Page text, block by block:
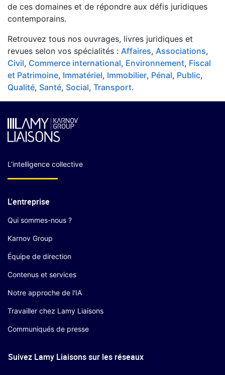
de ces domaines et de répondre aux défis juridiques
contemporains.
Retrouvez tous nos ouvrages, livres juridiques et
revues selon vos spécialités : Affaires, Associations,
Civil, Commerce international, Environnement, Fiscal
et Patrimoine, Immatériel, Immobilier, Pénal, Public,
Qualité, Santé, Social, Transport.
L’intelligence collective
L'entreprise
Qui sommes-nous ?
Karnov Group
Équipe de direction
Contenus et services
Notre approche de l'IA
Travailler chez Lamy Liaisons
Communiqués de presse
Suivez Lamy Liaisons sur les réseaux